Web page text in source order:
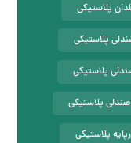
پلاستیکی
پلاستیکی
پلاستیکی
پلاستیکی
پلاستیکی